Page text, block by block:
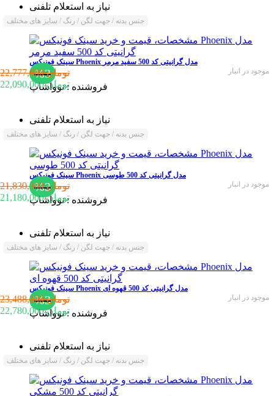
نیاز به استعلام تلفنی
جنس بدنه / جهت لگن / رنگ / سایز های مختلف
سینک فونیکس Phoenix مدل گرانیتی کد 500 سفید مرمر
موجود در انبار
%322,777,600 تومان
22,090,000 تومانفروشنده :نوواشاپ
نیاز به استعلام تلفنی
جنس بدنه / جهت لگن / رنگ / سایز های مختلف
سینک فونیکس Phoenix مدل گرانیتی کد 500 طوسی
موجود در انبار
%321,830,300 تومان
21,180,000 تومانفروشنده :نوواشاپ
نیاز به استعلام تلفنی
جنس بدنه / جهت لگن / رنگ / سایز های مختلف
سینک فونیکس Phoenix مدل گرانیتی کد 500 قهوه ای
موجود در انبار
%323,488,100 تومان
22,780,000 تومانفروشنده :نوواشاپ
نیاز به استعلام تلفنی
جنس بدنه / جهت لگن / رنگ / سایز های مختلف